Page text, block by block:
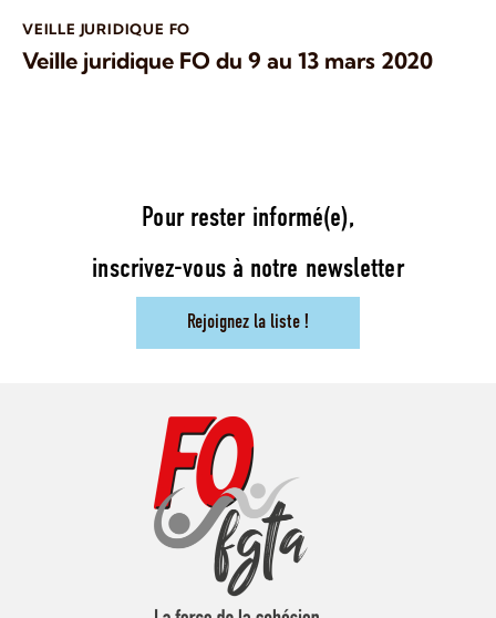
VEILLE JURIDIQUE FO
Veille juridique FO du 9 au 13 mars 2020
Pour rester informé(e),
inscrivez-vous à notre newsletter
Rejoignez la liste !